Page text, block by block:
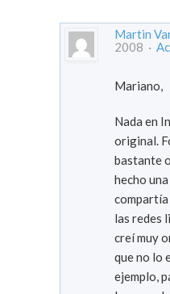
Martin
2008 ·
Mariano,
Nada en
original.
bastante
hecho
las redes
creí muy
que no lo era.
ejemplo,